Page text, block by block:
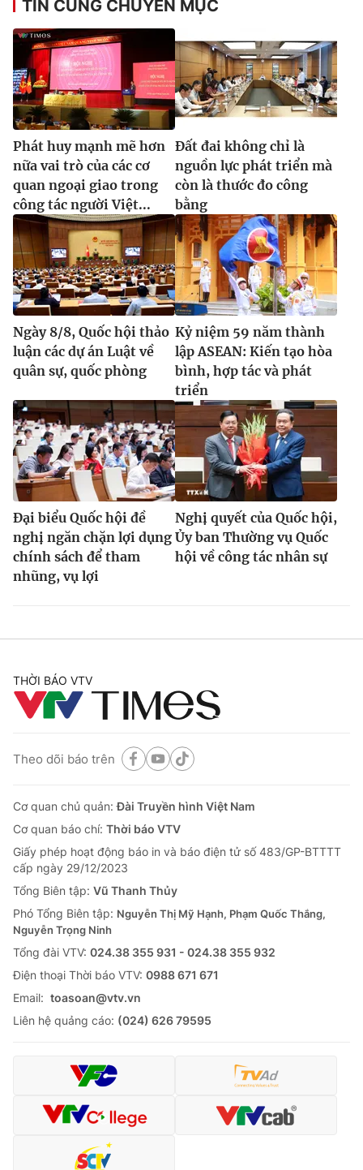
TIN CÙNG CHUYÊN MỤC
Phát huy mạnh mẽ hơn
nữa vai trò của các cơ
quan ngoại giao trong
công tác người Việt...
Đất đai không chỉ là
nguồn lực phát triển mà
còn là thước đo công
bằng
Ngày 8/8, Quốc hội thảo
luận các dự án Luật về
quân sự, quốc phòng
Kỷ niệm 59 năm thành
lập ASEAN: Kiến tạo hòa
bình, hợp tác và phát
triển
Đại biểu Quốc hội đề
nghị ngăn chặn lợi dụng
chính sách để tham
nhũng, vụ lợi
Nghị quyết của Quốc hội,
Ủy ban Thường vụ Quốc
hội về công tác nhân sự
THỜI BÁO VTV
Theo dõi báo trên
Cơ quan chủ quản:Đài Truyền hình Việt Nam
Cơ quan báo chí: Thời báo VTV
Giấy phép hoạt động báo in và báo điện tử số 483/GP-BTTTT
cấp ngày 29/12/2023
Tổng Biên tập: Vũ Thanh Thủy
Phó Tổng Biên tập: Nguyễn Thị Mỹ Hạnh, Phạm Quốc Thắng,
Nguyễn Trọng Ninh
Tổng đài VTV: 024.38 355 931 - 024.38 355 932
Ðiện thoại Thời báo VTV: 0988 671 671
Email: toasoan@vtv.vn
Liên hệ quảng cáo: (024) 626 79595